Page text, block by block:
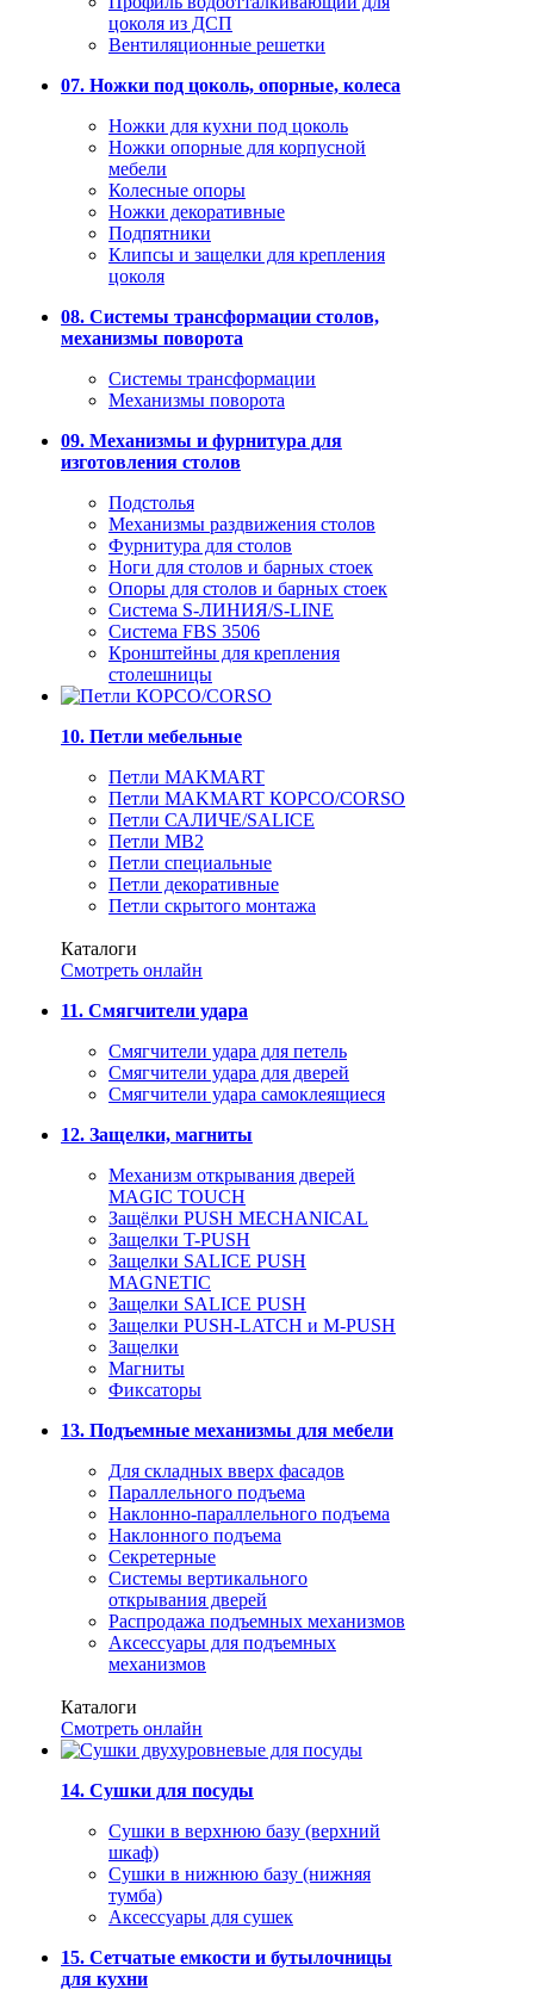
цоколя из ДСП
Вентиляционные решетки
07. Ножки под цоколь, опорные, колеса
Ножки для кухни под цоколь
Ножки опорные для корпусной
мебели
Колесные опоры
Ножки декоративные
Подпятники
Клипсы и защелки для крепления
цоколя
08. Системы трансформации столов,
механизмы поворота
Системы трансформации
Механизмы поворота
09. Механизмы и фурнитура для
изготовления столов
Подстолья
Механизмы раздвижения столов
Фурнитура для столов
Ноги для столов и барных стоек
Опоры для столов и барных стоек
Система S-ЛИНИЯ/S-LINE
Система FBS 3506
Кронштейны для крепления
столешницы
10. Петли мебельные
Петли MAKMART
Петли MAKMART КОРСО/CORSO
Петли САЛИЧЕ/SALICE
Петли MB2
Петли специальные
Петли декоративные
Петли скрытого монтажа
Каталоги
Смотреть онлайн
11. Смягчители удара
Смягчители удара для петель
Смягчители удара для дверей
Cмягчители удара самоклеящиеся
12. Защелки, магниты
Механизм открывания дверей
MAGIC TOUCH
Защёлки PUSH MECHANICAL
Защелки T-PUSH
Защелки SALICE PUSH
MAGNETIC
Защелки SALICE PUSH
Защелки PUSH-LATCH и M-PUSH
Защелки
Магниты
Фиксаторы
13. Подъемные механизмы для мебели
Для складных вверх фасадов
Параллельного подъема
Наклонно-параллельного подъема
Наклонного подъема
Секретерные
Системы вертикального
открывания дверей
Распродажа подъемных механизмов
Аксессуары для подъемных
механизмов
Каталоги
Смотреть онлайн
14. Сушки для посуды
Сушки в верхнюю базу (верхний
шкаф)
Сушки в нижнюю базу (нижняя
тумба)
Аксессуары для сушек
15. Сетчатые емкости и бутылочницы
для кухни